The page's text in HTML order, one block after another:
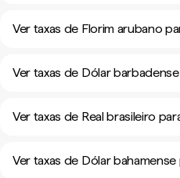
Ver taxas de Florim arubano
Ver taxas de Dólar
Ver taxas de Real brasileiro
Ver taxas de Dólar